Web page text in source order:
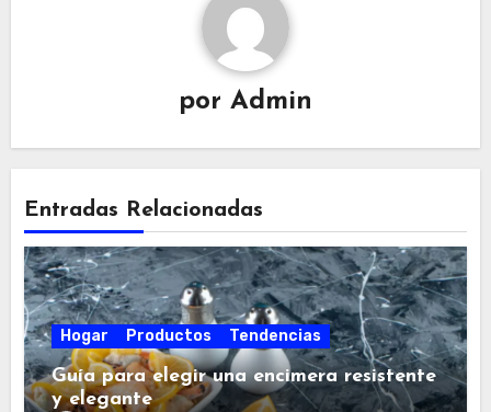
e
n
t
r
a
d
a
por Admin
Entradas Relacionadas
Hogar Productos Tendencias
Guía para elegir una encimera resistente
y elegante